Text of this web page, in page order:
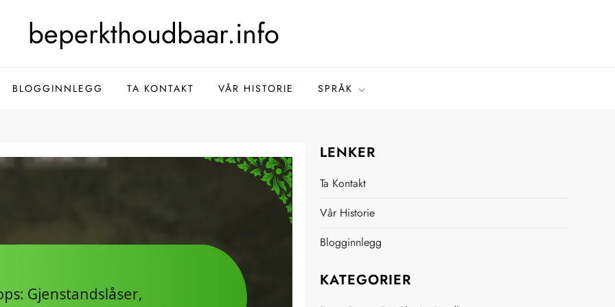
beperkthoudbaar.info
BLOGGINNLEGG TA KONTAKT VÅR HISTORIE SPRÅK
LENKER
Ta Kontakt
Vår Historie
Blogginnlegg
KATEGORIER